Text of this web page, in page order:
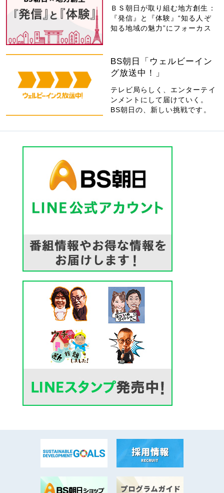
ＢＳ朝日が取り組む地方創生：
『発信』と『体験』“知る人ぞ
知る地域の魅力”にフォーカス
BS朝日「ウェルビーイン
グ放送中！」
テレビ局らしく、エンターテイ
ンメントにして届けていく。
BS朝日の、新しい挑戦です。